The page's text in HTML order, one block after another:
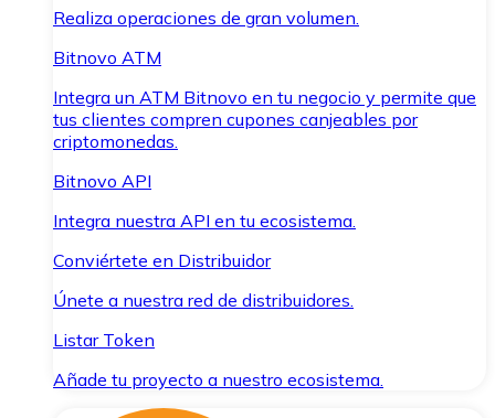
Realiza operaciones de gran volumen.
Bitnovo ATM
Integra un ATM Bitnovo en tu negocio y permite que
tus clientes compren cupones canjeables por
criptomonedas.
Bitnovo API
Integra nuestra API en tu ecosistema.
Conviértete en Distribuidor
Únete a nuestra red de distribuidores.
Listar Token
Añade tu proyecto a nuestro ecosistema.